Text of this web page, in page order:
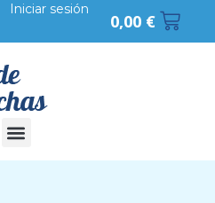
0,00 €
Iniciar sesión